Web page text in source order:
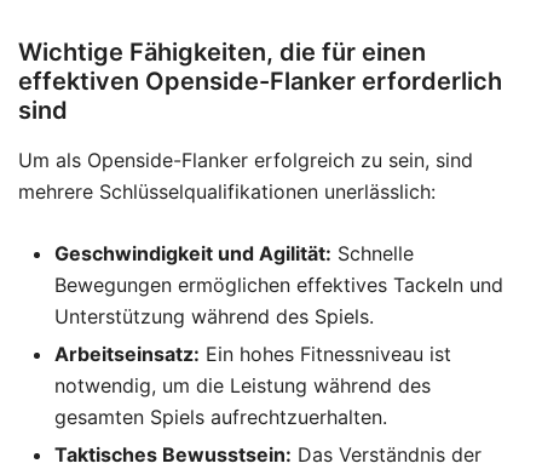
Wichtige Fähigkeiten, die für einen
effektiven Openside-Flanker erforderlich
sind
Um als Openside-Flanker erfolgreich zu sein, sind
mehrere Schlüsselqualifikationen unerlässlich:
Geschwindigkeit und Agilität: Schnelle
Bewegungen ermöglichen effektives Tackeln und
Unterstützung während des Spiels.
Arbeitseinsatz: Ein hohes Fitnessniveau ist
notwendig, um die Leistung während des
gesamten Spiels aufrechtzuerhalten.
Taktisches Bewusstsein: Das Verständnis der